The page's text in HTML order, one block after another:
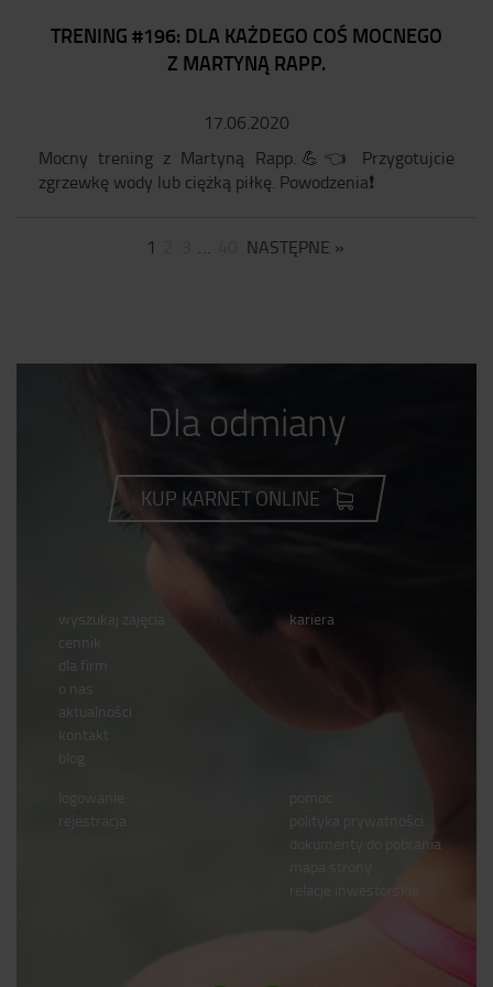
TRENING #196: DLA KAŻDEGO COŚ MOCNEGO
Z MARTYNĄ RAPP.
17.06.2020
Mocny trening z Martyną Rapp.💪👈 Przygotujcie
zgrzewkę wody lub ciężką piłkę. Powodzenia❗
1 … NASTĘPNE »
Dla odmiany
KUP KARNET ONLINE
wyszukaj zajęcia
cennik
dla firm
o nas
aktualności
kontakt
kariera
polityka prywatności
dokumenty do pobrania